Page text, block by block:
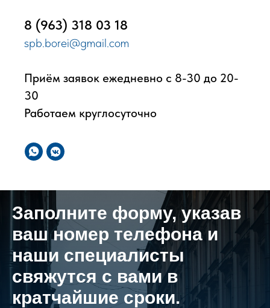
8 (963) 318 03 18
spb.borei@gmail.com
Приём заявок ежедневно с 8-30 до 20-
30
Работаем круглосуточно
Заполните форму, указав
ваш номер телефона и
наши специалисты
свяжутся с вами в
кратчайшие сроки.